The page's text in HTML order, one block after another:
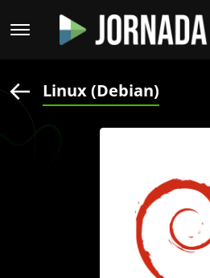
Linux (Debian)